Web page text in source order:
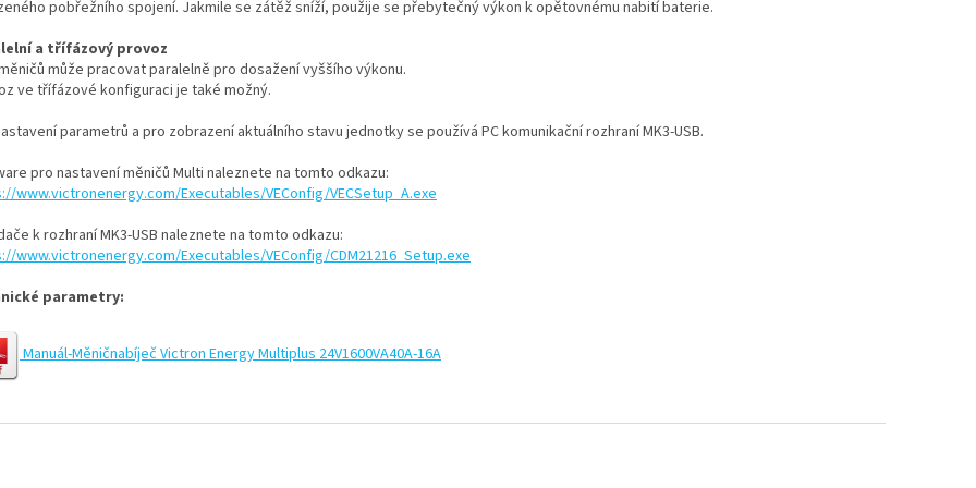
pobřežního spojení. Jakmile se zátěž sníží, použije se přebytečný výkon k opětovnému nabití baterie.
a třífázový provoz
může pracovat paralelně pro dosažení vyššího výkonu.
ve třífázové konfiguraci je také možný.
parametrů a pro zobrazení aktuálního stavu jednotky se používá PC komunikační rozhraní MK3-USB.
pro nastavení měničů Multi naleznete na tomto odkazu:
www.victronenergy.com/Executables/VEConfig/VECSetup_A.exe
k rozhraní MK3-USB naleznete na tomto odkazu:
www.victronenergy.com/Executables/VEConfig/CDM21216_Setup.exe
parametry:
Manuál-Měničnabíječ Victron Energy Multiplus 24V1600VA40A-16A